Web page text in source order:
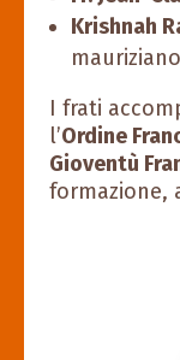
Krishnah
I frati
l’Ordine
Gioventù
formazione,